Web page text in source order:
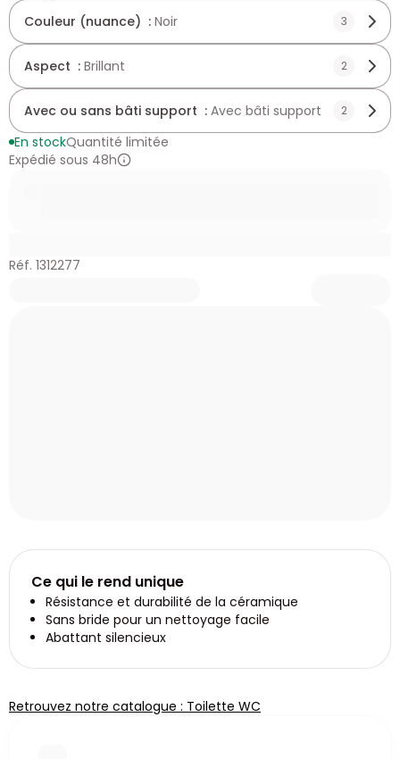
Couleur (nuance) : Noir 3
Aspect : Brillant 2
Avec ou sans bâti support : Avec bâti support 2
En stockQuantité limitée
Expédié sous 48h
Réf. 1312277
Ce qui le rend unique
Résistance et durabilité de la céramique
Sans bride pour un nettoyage facile
Abattant silencieux
Retrouvez notre catalogue : Toilette WC